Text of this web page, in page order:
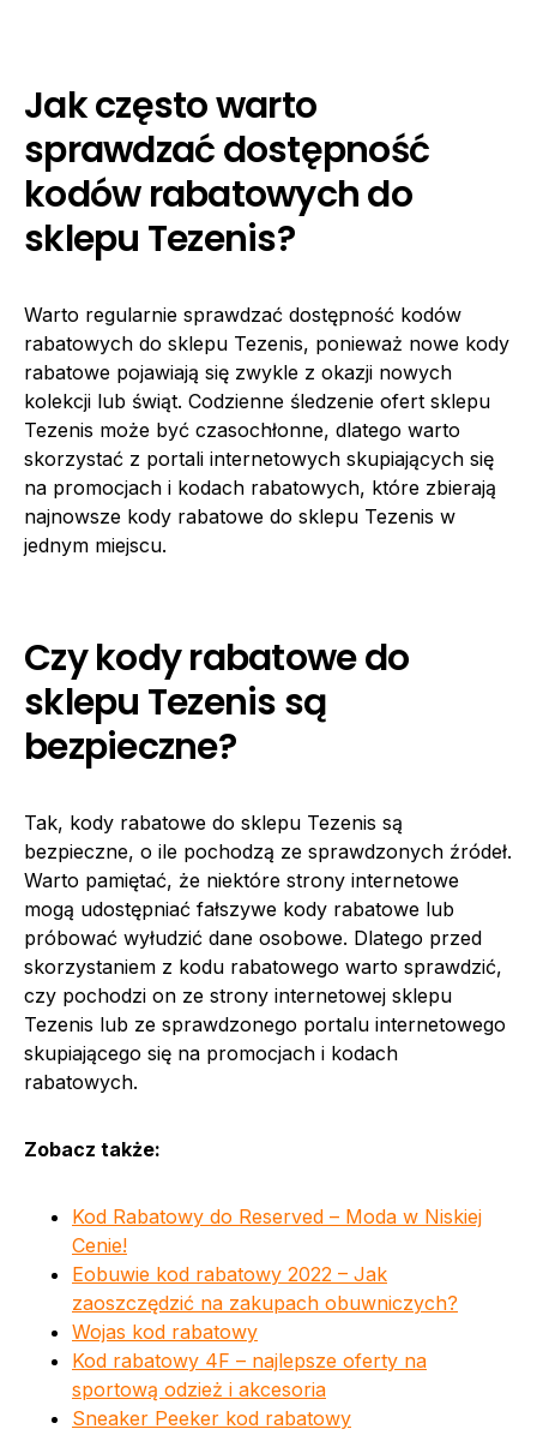
Jak często warto
sprawdzać dostępność
kodów rabatowych do
sklepu Tezenis?
Warto regularnie sprawdzać dostępność kodów
rabatowych do sklepu Tezenis, ponieważ nowe kody
rabatowe pojawiają się zwykle z okazji nowych
kolekcji lub świąt. Codzienne śledzenie ofert sklepu
Tezenis może być czasochłonne, dlatego warto
skorzystać z portali internetowych skupiających się
na promocjach i kodach rabatowych, które zbierają
najnowsze kody rabatowe do sklepu Tezenis w
jednym miejscu.
Czy kody rabatowe do
sklepu Tezenis są
bezpieczne?
Tak, kody rabatowe do sklepu Tezenis są
bezpieczne, o ile pochodzą ze sprawdzonych źródeł.
Warto pamiętać, że niektóre strony internetowe
mogą udostępniać fałszywe kody rabatowe lub
próbować wyłudzić dane osobowe. Dlatego przed
skorzystaniem z kodu rabatowego warto sprawdzić,
czy pochodzi on ze strony internetowej sklepu
Tezenis lub ze sprawdzonego portalu internetowego
skupiającego się na promocjach i kodach
rabatowych.
Zobacz także:
Kod Rabatowy do Reserved – Moda w Niskiej
Cenie!
Eobuwie kod rabatowy 2022 – Jak
zaoszczędzić na zakupach obuwniczych?
Wojas kod rabatowy
Kod rabatowy 4F – najlepsze oferty na
sportową odzież i akcesoria
Sneaker Peeker kod rabatowy